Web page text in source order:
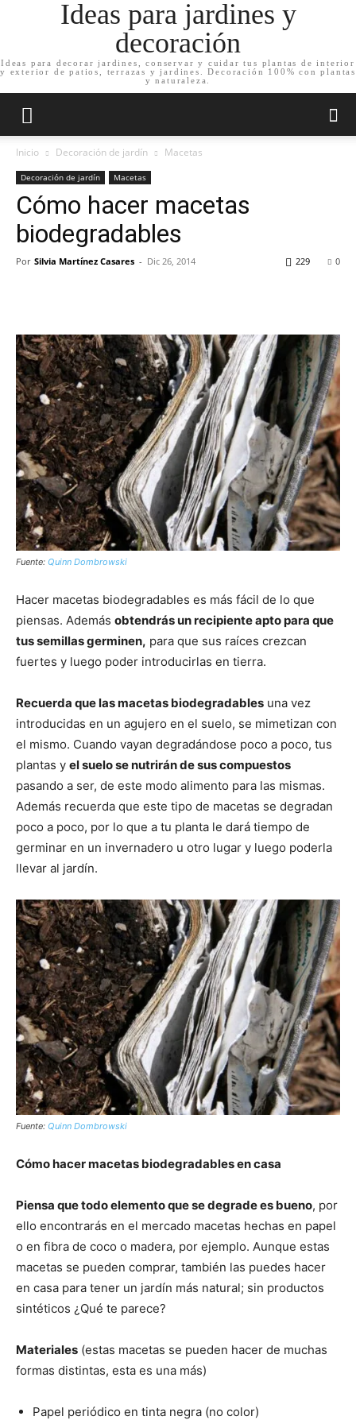
Ideas para jardines y
decoración
Ideas para decorar jardines, conservar y cuidar tus plantas de interior
y exterior de patios, terrazas y jardines. Decoración 100% con plantas
y naturaleza.
Inicio Decoración de jardín Macetas
Decoración de jardín Macetas
Cómo hacer macetas
biodegradables
Por Silvia Martínez Casares - Dic 26, 2014 0
229
Fuente: Quinn Dombrowski
Hacer macetas biodegradables es más fácil de lo que
piensas. Además obtendrás un recipiente apto para que
tus semillas germinen, para que sus raíces crezcan
fuertes y luego poder introducirlas en tierra.
Recuerda que las macetas biodegradables una vez
introducidas en un agujero en el suelo, se mimetizan con
el mismo. Cuando vayan degradándose poco a poco, tus
plantas y el suelo se nutrirán de sus compuestos
pasando a ser, de este modo alimento para las mismas.
Además recuerda que este tipo de macetas se degradan
poco a poco, por lo que a tu planta le dará tiempo de
germinar en un invernadero u otro lugar y luego poderla
llevar al jardín.
Fuente: Quinn Dombrowski
Cómo hacer macetas biodegradables en casa
Piensa que todo elemento que se degrade es bueno, por
ello encontrarás en el mercado macetas hechas en papel
o en fibra de coco o madera, por ejemplo. Aunque estas
macetas se pueden comprar, también las puedes hacer
en casa para tener un jardín más natural; sin productos
sintéticos ¿Qué te parece?
Materiales (estas macetas se pueden hacer de muchas
formas distintas, esta es una más)
Papel periódico en tinta negra (no color)